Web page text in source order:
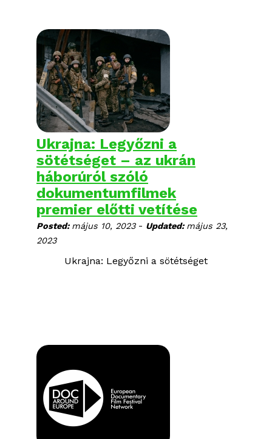
orosz katonai invázió 2022. február 24-i
kezdete után.
Ukrajna: Legyőzni a
sötétséget – az ukrán
háborúról szóló
dokumentumfilmek
premier előtti vetítése
Posted:május 10, 2023 - Updated:május 23,
2023
Ukrajna: Legyőzni a sötétséget